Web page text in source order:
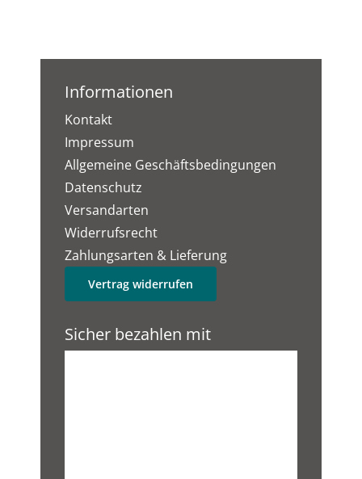
Informationen
Kontakt
Impressum
Allgemeine Geschäftsbedingungen
Datenschutz
Versandarten
Widerrufsrecht
Zahlungsarten & Lieferung
Vertrag widerrufen
Sicher bezahlen mit